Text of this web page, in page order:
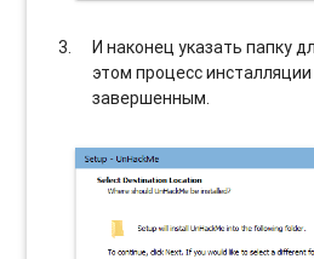
И наконец указать папку
этом процесс
завершенным.